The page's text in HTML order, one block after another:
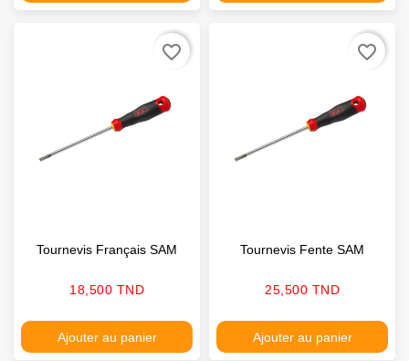
Tournevis Français SAM
Prix
18,500 TND
Ajouter au panier
favorite_border
Tournevis Fente SAM
Prix
25,500 TND
Ajouter au panier
favorite_border